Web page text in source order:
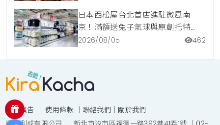
日本西松屋台北首店進駐微風南
京！滿額送兔子氣球與原創托特
包，指定夏裝享8折優惠
2026/08/05 462
投放廣告 ｜使用條款 ｜ 聯絡我們 ｜ 關於我們